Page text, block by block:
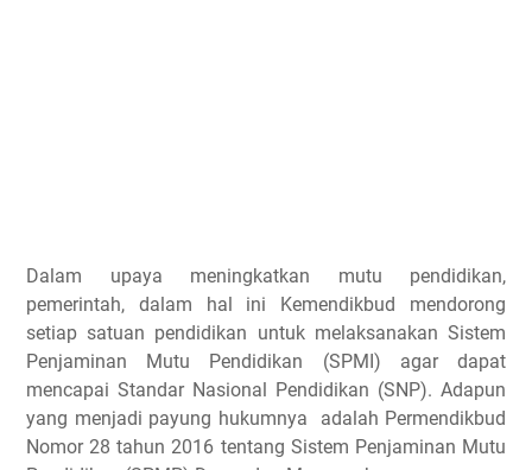
Dalam upaya meningkatkan mutu pendidikan,
pemerintah, dalam hal ini Kemendikbud mendorong
setiap satuan pendidikan untuk melaksanakan Sistem
Penjaminan Mutu Pendidikan (SPMI) agar dapat
mencapai Standar Nasional Pendidikan (SNP). Adapun
yang menjadi payung hukumnya adalah Permendikbud
Nomor 28 tahun 2016 tentang Sistem Penjaminan Mutu